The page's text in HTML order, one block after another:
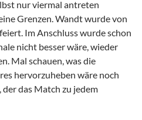
nur viermal antreten
Grenzen. Wandt wurde von
Im Anschluss wurde schon
nicht besser wäre, wieder
Mal schauen, was die
hervorzuheben wäre noch
das Match zu jedem